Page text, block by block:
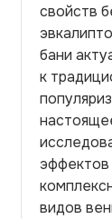
свойств
бани
к
эффектов
видов